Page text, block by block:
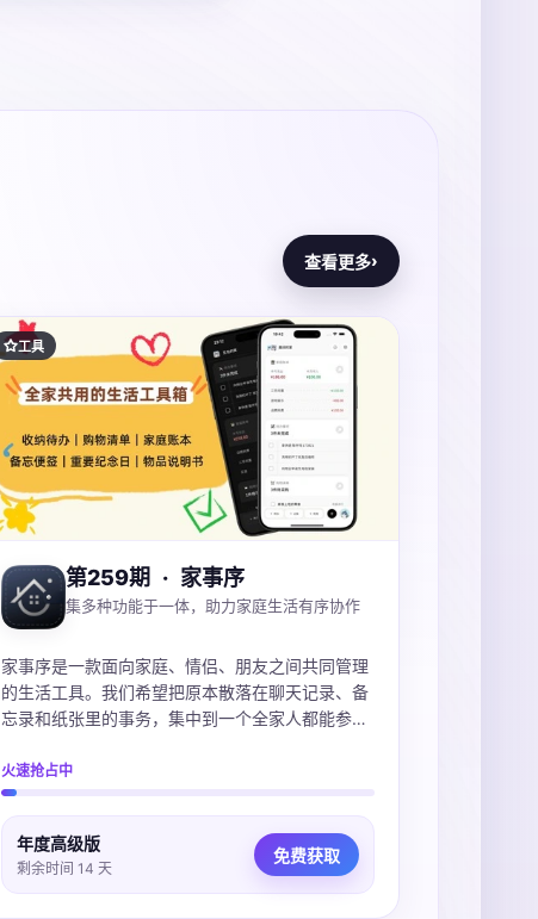
查看更多›
工具
第259期 · 家事序
集多种功能于一体，助力家庭生活有序协作
家事序是一款面向家庭、情侣、朋友之间共同管理
的生活工具。我们希望把原本散落在聊天记录、备
忘录和纸张里的事务，集中到一个全家人都能参与
本、纪念日、家庭便签和物品说明书等功能，家人
可以一起记录、分工和同步生活中的大小事，减少
遗忘和重复沟通，让家庭事务更有条理，也让彼此
的协作与关心自然地融入日常。
火速抢占中
年度高级版
剩余时间 14 天
免费获取